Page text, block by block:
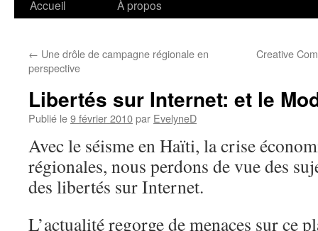
Aller
contenu
Accueil À propos
← Une drôle de campagne régionale en
perspective
Creative
Libertés sur Internet: et le
Publié le9 février 2010par EvelyneD
Avec le séisme en Haïti, la crise
régionales, nous perdons de vue des
des libertés sur Internet.
L’actualité regorge de menaces sur ce